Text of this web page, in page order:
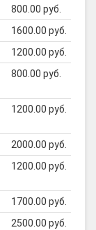
800.00 руб.
1600.00 руб.
1200.00 руб.
800.00 руб.
1200.00 руб.
2000.00 руб.
1200.00 руб.
1700.00 руб.
2500.00 руб.